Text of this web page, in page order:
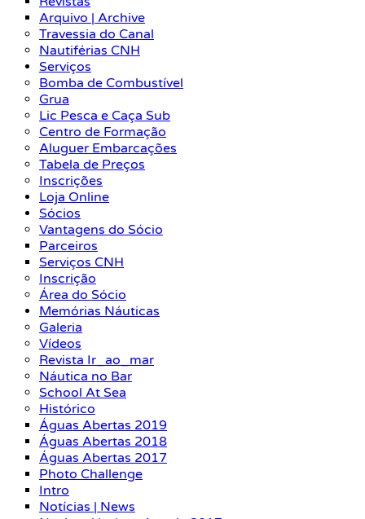
Arquivo | Archive
Travessia do Canal
Nautiférias CNH
Serviços
Bomba de Combustível
Grua
Lic Pesca e Caça Sub
Centro de Formação
Aluguer Embarcações
Tabela de Preços
Inscrições
Loja Online
Sócios
Vantagens do Sócio
Parceiros
Serviços CNH
Inscrição
Área do Sócio
Memórias Náuticas
Galeria
Vídeos
Revista Ir_ao_mar
Náutica no Bar
School At Sea
Histórico
Águas Abertas 2019
Águas Abertas 2018
Águas Abertas 2017
Photo Challenge
Intro
Notícias | News